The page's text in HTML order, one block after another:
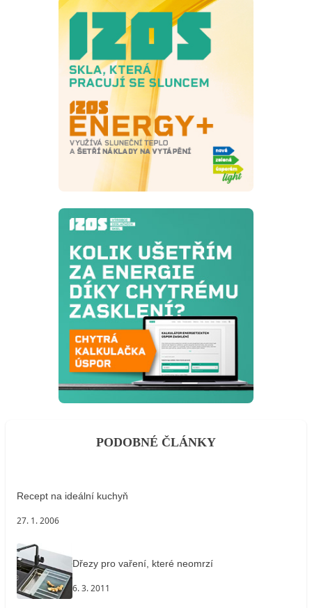
PODOBNÉ ČLÁNKY
Recept na ideální kuchyň
27. 1. 2006
Dřezy pro vaření, které neomrzí
6. 3. 2011